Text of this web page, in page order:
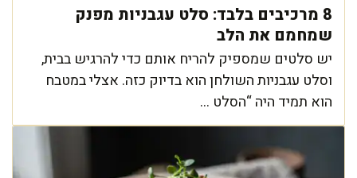
8 מרכיבים בלבד: סלט עגבניות מפנק
שמחמם את הלב
יש סלטים שמספיק להריח אותם כדי להרגיש בבית,
וסלט עגבניות השולחן הוא בדיוק כזה. אצלי במטבח
הוא תמיד היה “הסלט ...